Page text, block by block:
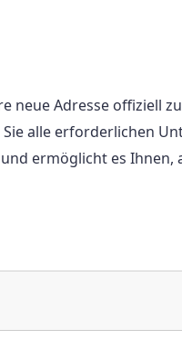
neue Adresse offiziell zu
Sie alle erforderlichen
ermöglicht es Ihnen,